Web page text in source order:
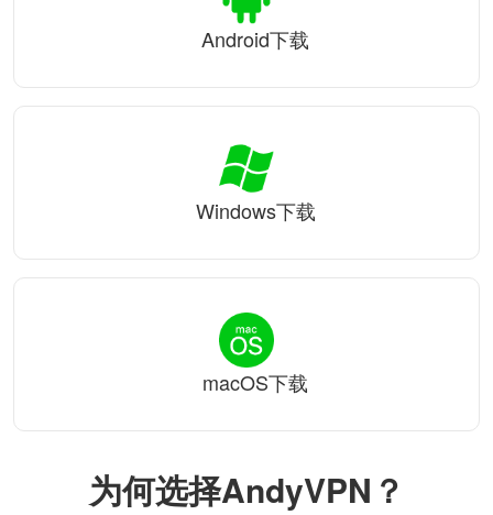
为何选择AndyVPN？
Android下载
Windows下载
macOS下载